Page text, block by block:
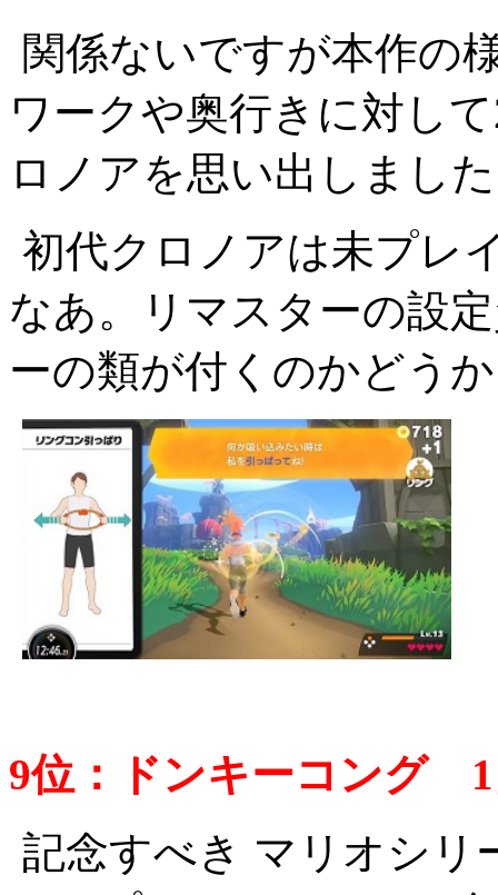
関係ないですが本作の
ワークや奥行きに対し
ロノアを思い出しまし
初代クロノアは未プレ
なあ。リマスターの設
ーの類が付くのかどう
9位：ドンキーコング
記念すべき マリオシリ